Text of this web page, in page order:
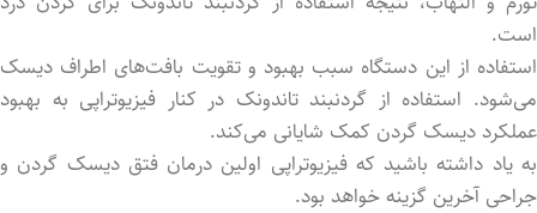
است.
استفاده از این دستگاه سبب بهبود و تقویت بافت‌های اطراف دیسک
می‌شود. استفاده از گردنبند تاندونک در کنار فیزیوتراپی به بهبود
عملکرد دیسک گردن کمک شایانی می‌کند.
به یاد داشته باشید که فیزیوتراپی اولین درمان فتق دیسک گردن و
جراحی آخرین گزینه خواهد بود.